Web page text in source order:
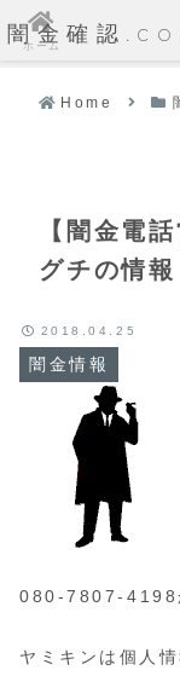
闇金確認
Home
【闇金電
グチの情報
闇金情報
2018.04.25
080-7807-4198
ヤミキンは個人
ホーム